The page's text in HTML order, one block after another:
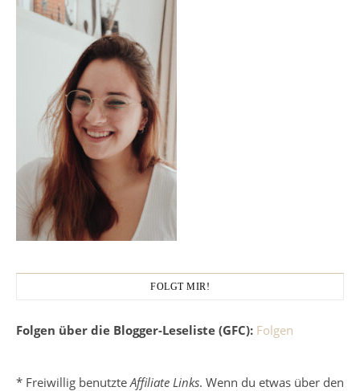
FOLGT MIR!
Folgen über die Blogger-Leseliste (GFC): Folgen
* Freiwillig benutzteAffiliate Links. Wenn du etwas über den